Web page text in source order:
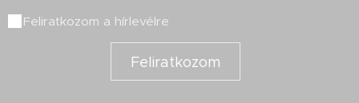
Feliratkozom a hírlevélre
Feliratkozom